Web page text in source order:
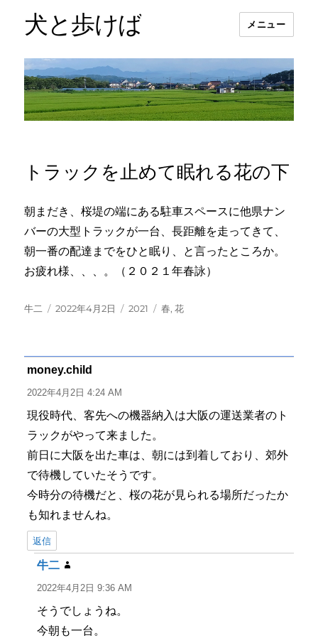
犬と歩けば メニュー
トラックを止めて眠れる花の下
朝まだき、桜堤の端にある駐車スペースに他県ナン
バーの大型トラックが一台、長距離を走ってきて、
朝一番の配達までをひと眠り、と言ったところか。
お疲れ様、、、。（２０２１年春詠）
投
牛二
投
2022年4月2日
カ
2021
タ
春,花
money.child
り:
2022年4月2日 4:24 AM
現役時代、客先への機器納入は大阪の運送業者のト
ラックがやって来ました。
前日に大阪を出た車は、朝には到着しており、郊外
で待機していたそうです。
今時分の待機だと、桜の花が見られる場所だったか
も知れませんね。
返信
牛二
り:
2022年4月2日 9:36 AM
そうでしょうね。
今朝も一台。